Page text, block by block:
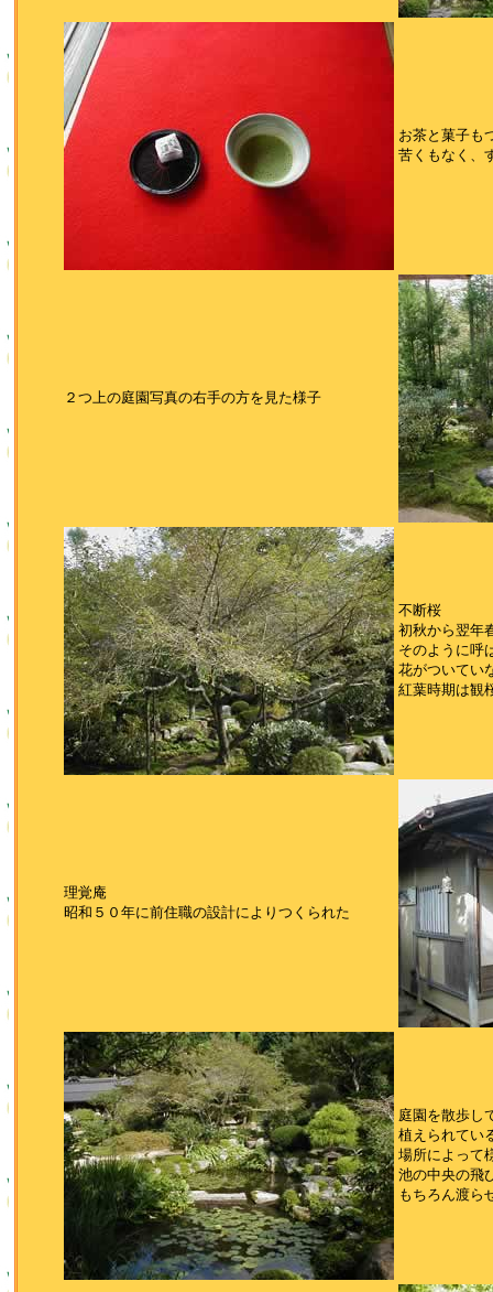
お茶と菓子も
苦くもなく、
２つ上の庭園写真の右手の方を見た様子
不断桜
初秋から翌年
そのように呼
花がついてい
紅葉時期は観
理覚庵
昭和５０年に前住職の設計によりつくられた
庭園を散歩し
植えられてい
場所によって
池の中央の飛
もちろん渡ら